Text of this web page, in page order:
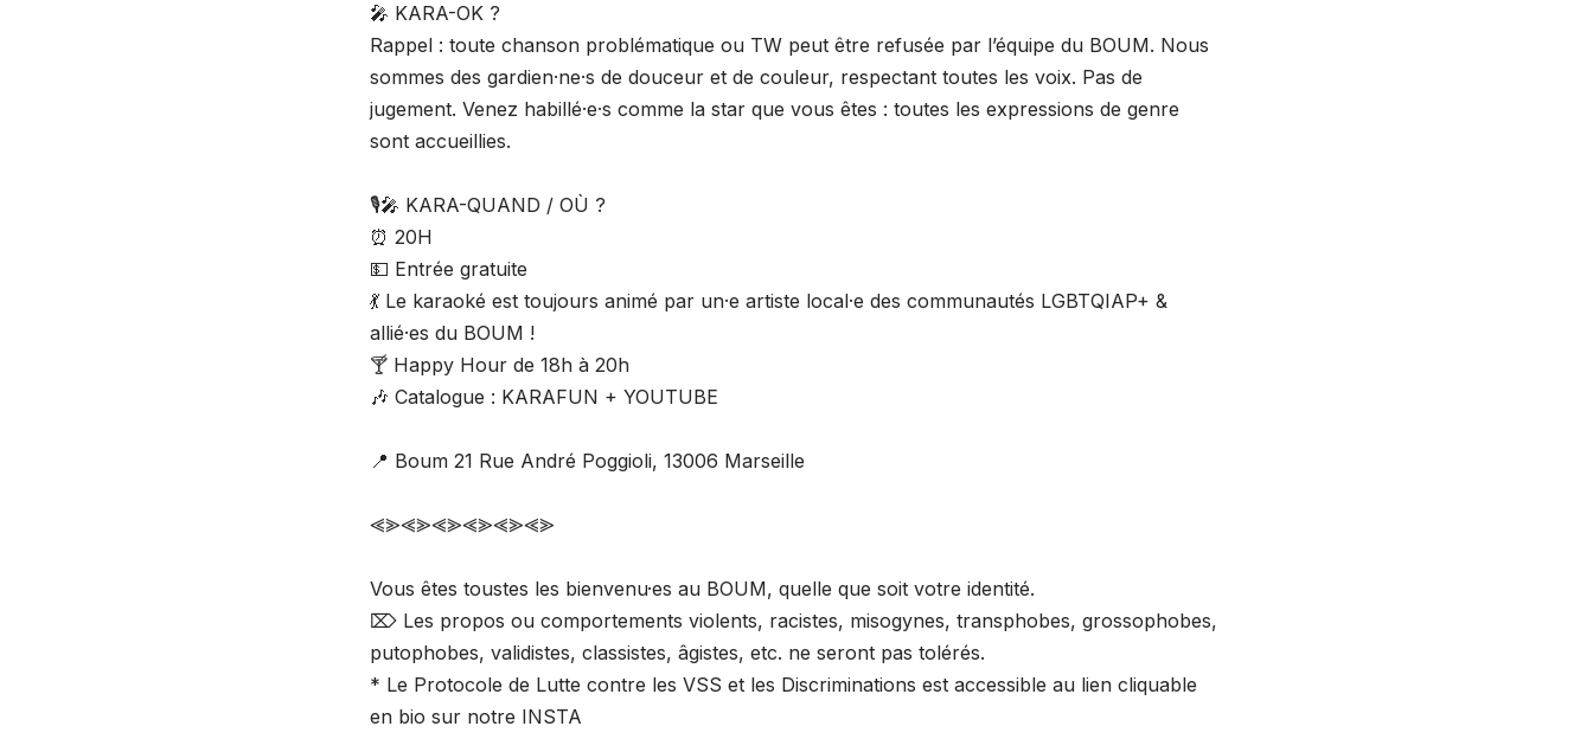
🎤 KARA-OK ?
Rappel : toute chanson problématique ou TW peut être refusée par l’équipe du BOUM. Nous
sommes des gardien·ne·s de douceur et de couleur, respectant toutes les voix. Pas de
jugement. Venez habillé·e·s comme la star que vous êtes : toutes les expressions de genre
sont accueillies.
🎙️🎤 KARA-QUAND / OÙ ?
⏰ 20H
💵 Entrée gratuite
💃 Le karaoké est toujours animé par un·e artiste local·e des communautés LGBTQIAP+ &
allié·es du BOUM !
🍸 Happy Hour de 18h à 20h
🎶 Catalogue : KARAFUN + YOUTUBE
📍 Boum 21 Rue André Poggioli, 13006 Marseille
⪡⪢⪡⪢⪡⪢⪡⪢⪡⪢⪡⪢
Vous êtes toustes les bienvenu·es au BOUM, quelle que soit votre identité.
⌦ Les propos ou comportements violents, racistes, misogynes, transphobes, grossophobes,
putophobes, validistes, classistes, âgistes, etc. ne seront pas tolérés.
* Le Protocole de Lutte contre les VSS et les Discriminations est accessible au lien cliquable
en bio sur notre INSTA